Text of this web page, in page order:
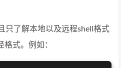
只了解本地以及远程shell格式
格式。例如：